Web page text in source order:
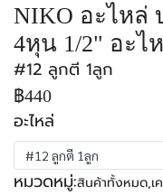
NIKO อะไหล่
4หุน 1/2" อะไ
#12 ลูกตี 1ลูก
฿440
อะไหล่
#12 ลูกตี 1ลูก
หมวดหมู่:สินค้าทั้งหมด,เ